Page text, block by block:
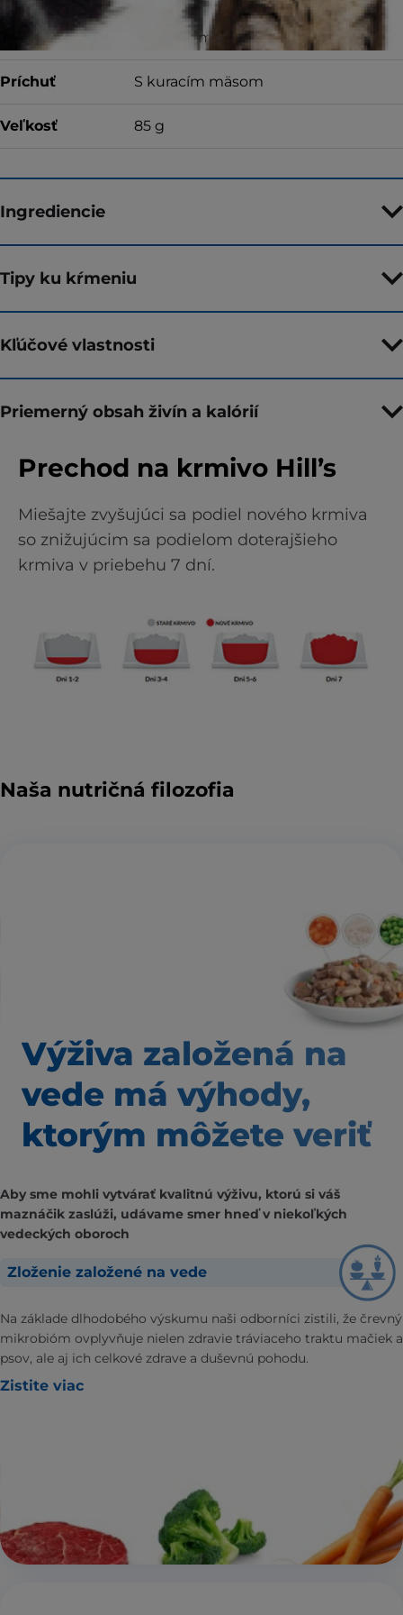
Typ krmiva Mokré krmivo
Príchuť S kuracím mäsom
Veľkosť 85 g
Ingrediencie
Tipy ku kŕmeniu
Kľúčové vlastnosti
Priemerný obsah živín a kalórií
Prechod na krmivo Hill’s
Miešajte zvyšujúci sa podiel nového krmiva
so znižujúcim sa podielom doterajšieho
krmiva v priebehu 7 dní.
Naša nutričná filozofia
Výživa založená na
vede má výhody,
ktorým môžete veriť
Aby sme mohli vytvárať kvalitnú výživu, ktorú si váš
maznáčik zaslúži, udávame smer hneď v niekoľkých
vedeckých oboroch
Zloženie založené na vede
Na základe dlhodobého výskumu naši odborníci zistili, že črevný
mikrobióm ovplyvňuje nielen zdravie tráviaceho traktu mačiek a
psov, ale aj ich celkové zdrave a duševnú pohodu.
Zistite viac